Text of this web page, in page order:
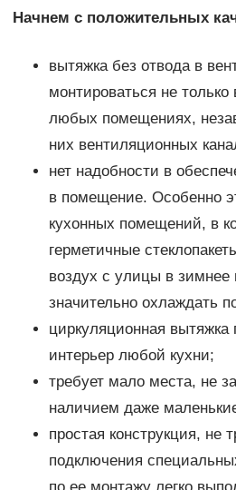
Начнем с положительных
вытяжка без отвода в
монтироваться не только
любых помещениях,
них вентиляционных
нет надобности в
в помещение. Особенно
кухонных помещений, в
герметичные
воздух с улицы в зимнее
значительно охлаждать
циркуляционная вытяжка
интерьер любой кухни;
требует мало места, не
наличием даже
простая конструкция, не
подключения